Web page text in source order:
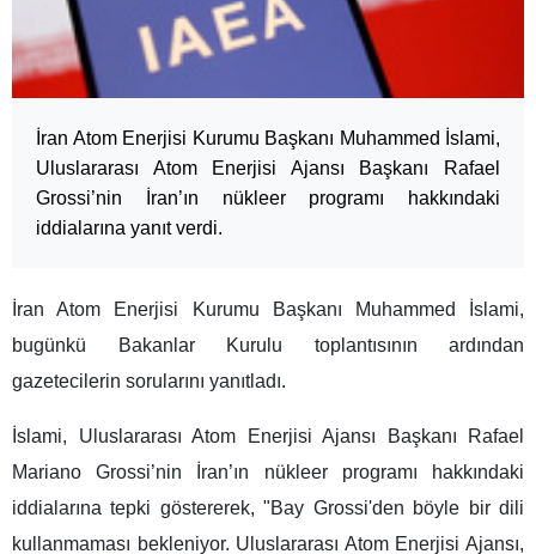
İran Atom Enerjisi Kurumu Başkanı Muhammed İslami,
Uluslararası Atom Enerjisi Ajansı Başkanı Rafael
Grossi’nin İran’ın nükleer programı hakkındaki
iddialarına yanıt verdi.
İran Atom Enerjisi Kurumu Başkanı Muhammed İslami,
bugünkü Bakanlar Kurulu toplantısının ardından
gazetecilerin sorularını yanıtladı.
İslami, Uluslararası Atom Enerjisi Ajansı Başkanı Rafael
Mariano Grossi’nin İran’ın nükleer programı hakkındaki
iddialarına tepki göstererek, "Bay Grossi'den böyle bir dili
kullanmaması bekleniyor. Uluslararası Atom Enerjisi Ajansı,